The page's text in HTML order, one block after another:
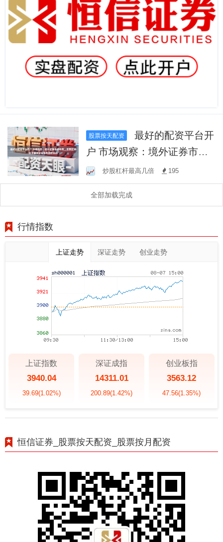
股票按天配资
最好的配资平台开
户 市场观察：境外证券市场
中网上股票配资的净值波动
管理典型样本剖
炒股杠杆最高几倍 195
全部加载完成
行情指数
上证走势 深证走势 创业走势
上证指数
3940.04
39.69(1.02%)
深证成指
14311.01
200.89(1.42%)
创业板指
3563.12
47.56(1.35%)
恒信证券_股票按天配资_股票按月配资